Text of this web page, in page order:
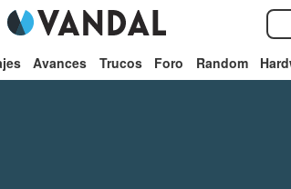
Avances Trucos Foro Random